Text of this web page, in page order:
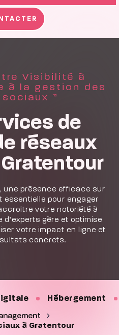
Visibilité à
à la gestion des
”
de
réseaux
une présence efficace sur
essentielle pour engager
votre notoriété à
gère et optimise
votre impact en ligne et
concrets.
à Gratentour